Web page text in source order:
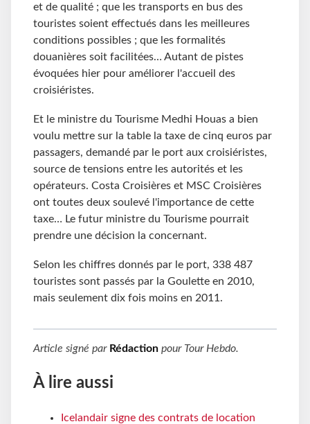
et de qualité ; que les transports en bus des
touristes soient effectués dans les meilleures
conditions possibles ; que les formalités
douanières soit facilitées… Autant de pistes
évoquées hier pour améliorer l'accueil des
croisiéristes.
Et le ministre du Tourisme Medhi Houas a bien
voulu mettre sur la table la taxe de cinq euros par
passagers, demandé par le port aux croisiéristes,
source de tensions entre les autorités et les
opérateurs. Costa Croisières et MSC Croisières
ont toutes deux soulevé l'importance de cette
taxe… Le futur ministre du Tourisme pourrait
prendre une décision la concernant.
Selon les chiffres donnés par le port, 338 487
touristes sont passés par la Goulette en 2010,
mais seulement dix fois moins en 2011.
Article signé par Rédaction pour Tour Hebdo.
À lire aussi
Icelandair signe des contrats de location